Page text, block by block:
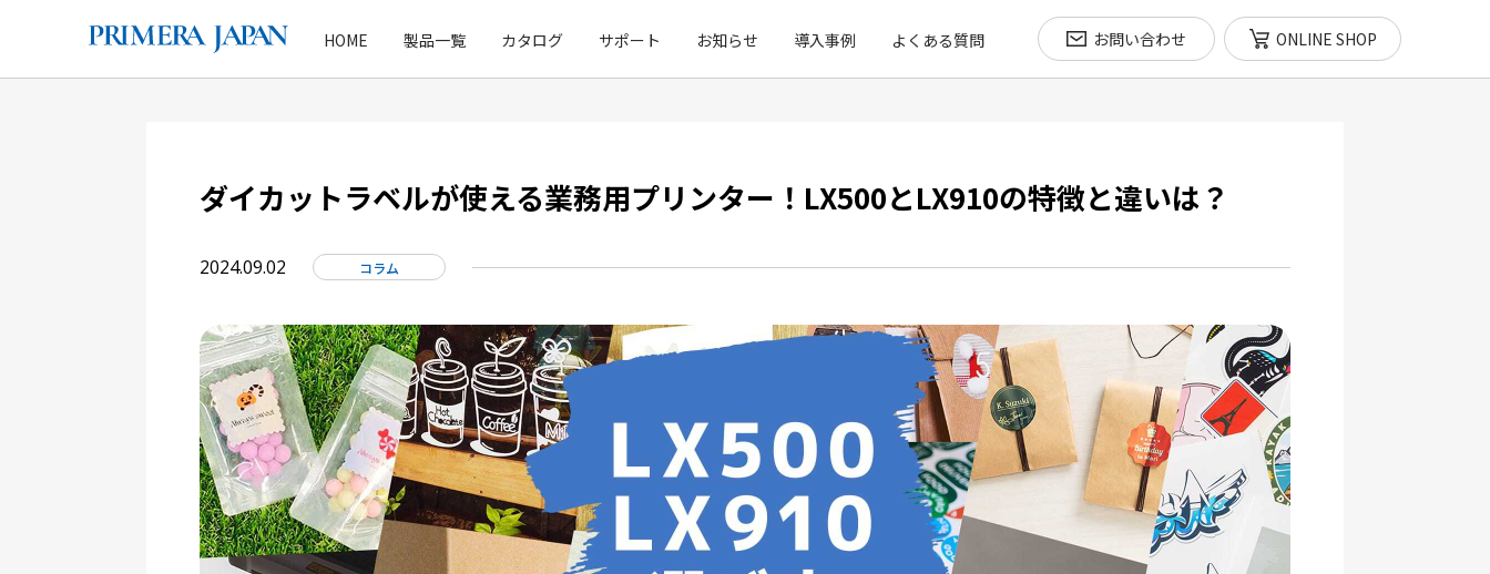
HOME 製品一覧 カタログ サポート お知らせ 導入事例 よくある質問 お問い合わせ ONLINE SHOP
ダイカットラベルが使える業務用プリンター！LX500とLX910の特徴と違いは？
2024.09.02 コラム